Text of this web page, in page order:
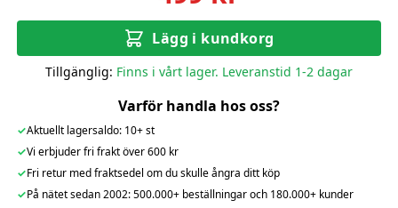
Lägg i kundkorg
Tillgänglig: Finns i vårt lager. Leveranstid 1-2 dagar
Varför handla hos oss?
✓Aktuellt lagersaldo: 10+ st
✓Vi erbjuder fri frakt över 600 kr
✓Fri retur med fraktsedel om du skulle ångra ditt köp
✓På nätet sedan 2002: 500.000+ beställningar och 180.000+ kunder